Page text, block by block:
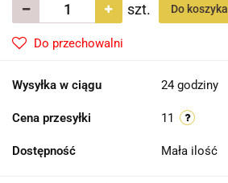
szt. Do koszyka
Do przechowalni
Wysyłka w ciągu 24 godziny
Cena przesyłki 11
Dostępność Mała ilość